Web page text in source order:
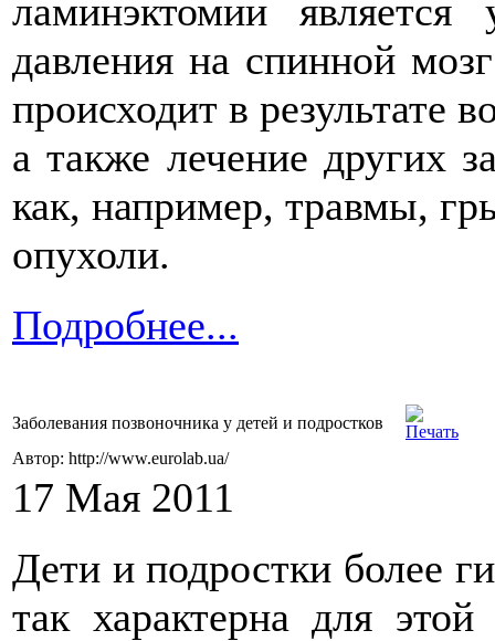
ламинэктомии
давления на спинной
происходит в результате
а также лечение других
как, например, травмы,
опухоли.
Подробнее...
Заболевания позвоночника у детей и подростков
Автор: http://www.eurolab.ua/
17 Мая 2011
Дети и подростки более
так характерна для